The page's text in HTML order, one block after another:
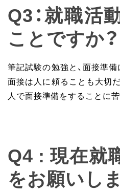
Q3：就職活
ことですか？
筆記試験の勉強と、面接準
面接は人に頼ることも大切
人で面接準備をすることに苦
Q4 : 現在就
をお願いし